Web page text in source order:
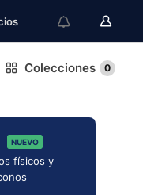
Colecciones 0
NUEVO
físicos y